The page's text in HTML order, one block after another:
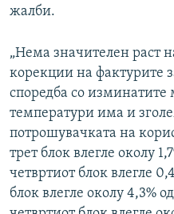
жалби.
„Нема значителен раст
корекции на фактурите
споредба со
температури има и
потрошувачката на
трет блок влегле околу
четвртиот блок влегле
блок влегле околу 4,3%